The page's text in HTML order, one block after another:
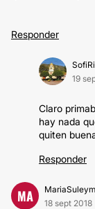
Responder
19
Claro
hay nada
quiten
Responder
MA
18 sept 2018